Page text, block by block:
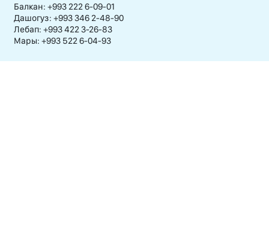
Балкан: +993 222 6-09-01
Дашогуз: +993 346 2-48-90
Лебап: +993 422 3-26-83
Мары: +993 522 6-04-93